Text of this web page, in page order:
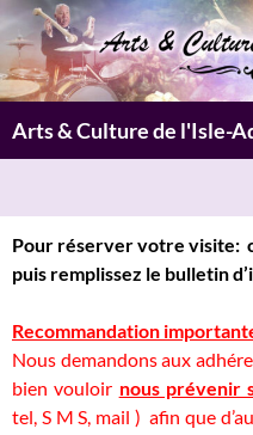
Aller
au
contenu
Arts & Culture de l'Isle-
Pour réserver votre visite:
puis remplissez le bulletin
Recommandation
Nous demandons aux
bien vouloir nous prévenir
tel, S M S, mail ) afin que